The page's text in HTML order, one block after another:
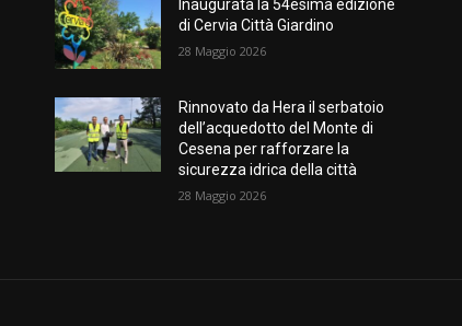
Inaugurata la 54esima edizione
di Cervia Città Giardino
28 Maggio 2026
Rinnovato da Hera il serbatoio
dell’acquedotto del Monte di
Cesena per rafforzare la
sicurezza idrica della città
28 Maggio 2026